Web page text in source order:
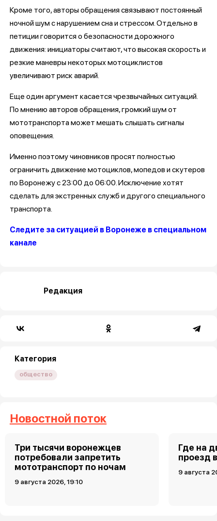
Кроме того, авторы обращения связывают постоянный
ночной шум с нарушением сна и стрессом. Отдельно в
петиции говорится о безопасности дорожного
движения: инициаторы считают, что высокая скорость и
резкие маневры некоторых мотоциклистов
увеличивают риск аварий.
Еще один аргумент касается чрезвычайных ситуаций.
По мнению авторов обращения, громкий шум от
мототранспорта может мешать слышать сигналы
оповещения.
Именно поэтому чиновников просят полностью
ограничить движение мотоциклов, мопедов и скутеров
по Воронежу с 23:00 до 06:00. Исключение хотят
сделать для экстренных служб и другого специального
транспорта.
Следите за ситуацией в Воронеже в специальном
канале
Редакция
Категория
общество
Новостной поток
Три тысячи воронежцев
потребовали запретить
мототранспорт по ночам
9 августа 2026, 19:10
Где на
проезд
9 августа